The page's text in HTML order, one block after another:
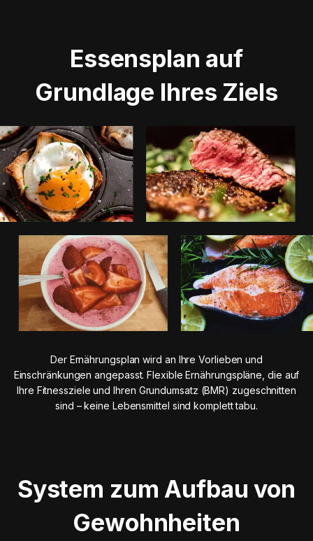
Essensplan auf
Grundlage Ihres Ziels
Der Ernährungsplan wird an Ihre Vorlieben und
Einschränkungen angepasst. Flexible Ernährungspläne, die auf
Ihre Fitnessziele und Ihren Grundumsatz (BMR) zugeschnitten
sind – keine Lebensmittel sind komplett tabu.
System zum Aufbau von
Gewohnheiten